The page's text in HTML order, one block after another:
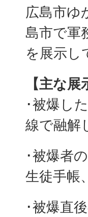
広島市ゆ
島市で軍
を展示し
【主な展
･被爆し
線で融解
･被爆者
生徒手帳
･被爆直